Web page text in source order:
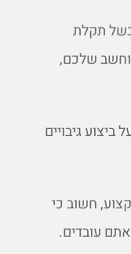
תקלת
שלכם,
גיבויים
חשוב כי
עובדים.